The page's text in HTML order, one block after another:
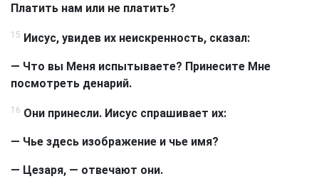
Платить нам или не платить?
15 Иисус, увидев их неискренность, сказал:
— Что вы Меня испытываете? Принесите Мне
посмотреть денарий.
16 Они принесли. Иисус спрашивает их:
— Чье здесь изображение и чье имя?
— Цезаря, — отвечают они.